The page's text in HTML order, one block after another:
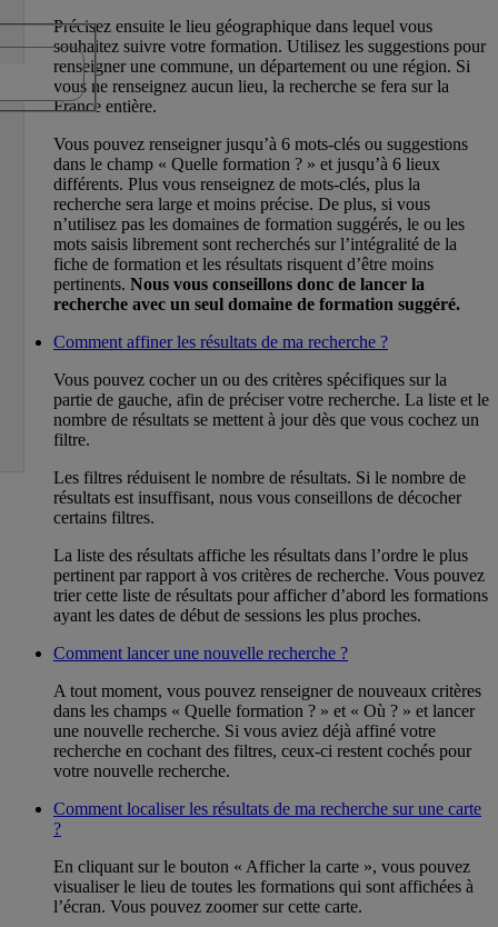
Précisez ensuite le lieu géographique dans lequel vous
souhaitez suivre votre formation. Utilisez les suggestions pour
renseigner une commune, un département ou une région. Si
vous ne renseignez aucun lieu, la recherche se fera sur la
France entière.
Vous pouvez renseigner jusqu’à 6 mots-clés ou suggestions
dans le champ « Quelle formation ? » et jusqu’à 6 lieux
différents. Plus vous renseignez de mots-clés, plus la
recherche sera large et moins précise. De plus, si vous
n’utilisez pas les domaines de formation suggérés, le ou les
mots saisis librement sont recherchés sur l’intégralité de la
fiche de formation et les résultats risquent d’être moins
pertinents. Nous vous conseillons donc de lancer la
recherche avec un seul domaine de formation suggéré.
Comment affiner les résultats de ma recherche ?
Vous pouvez cocher un ou des critères spécifiques sur la
partie de gauche, afin de préciser votre recherche. La liste et le
nombre de résultats se mettent à jour dès que vous cochez un
filtre.
Les filtres réduisent le nombre de résultats. Si le nombre de
résultats est insuffisant, nous vous conseillons de décocher
certains filtres.
La liste des résultats affiche les résultats dans l’ordre le plus
pertinent par rapport à vos critères de recherche. Vous pouvez
trier cette liste de résultats pour afficher d’abord les formations
ayant les dates de début de sessions les plus proches.
Comment lancer une nouvelle recherche ?
A tout moment, vous pouvez renseigner de nouveaux critères
dans les champs « Quelle formation ? » et « Où ? » et lancer
une nouvelle recherche. Si vous aviez déjà affiné votre
recherche en cochant des filtres, ceux-ci restent cochés pour
votre nouvelle recherche.
Comment localiser les résultats de ma recherche sur une carte
?
En cliquant sur le bouton « Afficher la carte », vous pouvez
visualiser le lieu de toutes les formations qui sont affichées à
l’écran. Vous pouvez zoomer sur cette carte.